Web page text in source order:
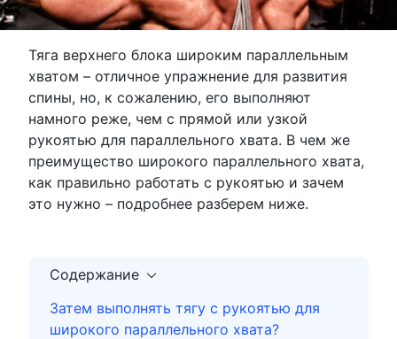
Тяга верхнего блока широким параллельным
хватом – отличное упражнение для развития
спины, но, к сожалению, его выполняют
намного реже, чем с прямой или узкой
рукоятью для параллельного хвата. В чем же
преимущество широкого параллельного хвата,
как правильно работать с рукоятью и зачем
это нужно – подробнее разберем ниже.
Содержание
Затем выполнять тягу с рукоятью для
широкого параллельного хвата?